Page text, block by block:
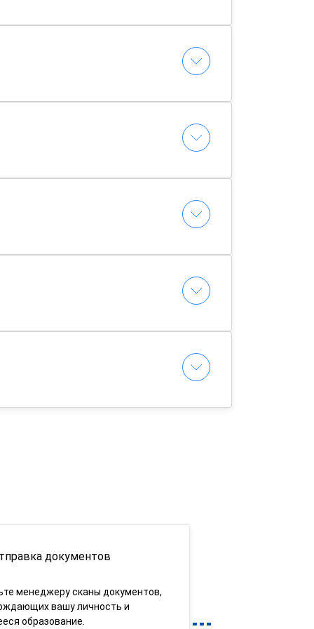
документов
менеджеру сканы документов,
вашу личность и
образование.